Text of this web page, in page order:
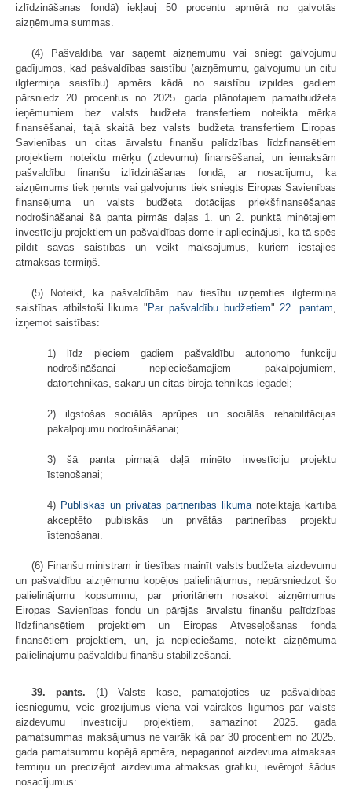
izlīdzināšanas fondā) iekļauj 50 procentu apmērā no galvotās
aizņēmuma summas.
(4) Pašvaldība var saņemt aizņēmumu vai sniegt galvojumu
gadījumos, kad pašvaldības saistību (aizņēmumu, galvojumu un citu
ilgtermiņa saistību) apmērs kādā no saistību izpildes gadiem
pārsniedz 20 procentus no 2025. gada plānotajiem pamatbudžeta
ieņēmumiem bez valsts budžeta transfertiem noteikta mērķa
finansēšanai, tajā skaitā bez valsts budžeta transfertiem Eiropas
Savienības un citas ārvalstu finanšu palīdzības līdzfinansētiem
projektiem noteiktu mērķu (izdevumu) finansēšanai, un iemaksām
pašvaldību finanšu izlīdzināšanas fondā, ar nosacījumu, ka
aizņēmums tiek ņemts vai galvojums tiek sniegts Eiropas Savienības
finansējuma un valsts budžeta dotācijas priekšfinansēšanas
nodrošināšanai šā panta pirmās daļas 1. un 2. punktā minētajiem
investīciju projektiem un pašvaldības dome ir apliecinājusi, ka tā spēs
pildīt savas saistības un veikt maksājumus, kuriem iestājies
atmaksas termiņš.
(5) Noteikt, ka pašvaldībām nav tiesību uzņemties ilgtermiņa
saistības atbilstoši likuma " Par pašvaldību budžetiem"22. pantam,
izņemot saistības:
1) līdz pieciem gadiem pašvaldību autonomo funkciju
nodrošināšanai nepieciešamajiem pakalpojumiem,
datortehnikas, sakaru un citas biroja tehnikas iegādei;
2) ilgstošas sociālās aprūpes un sociālās rehabilitācijas
pakalpojumu nodrošināšanai;
3) šā panta pirmajā daļā minēto investīciju projektu
īstenošanai;
4) Publiskās un privātās partnerības likumānoteiktajā kārtībā
akceptēto publiskās un privātās partnerības projektu
īstenošanai.
(6) Finanšu ministram ir tiesības mainīt valsts budžeta aizdevumu
un pašvaldību aizņēmumu kopējos palielinājumus, nepārsniedzot šo
palielinājumu kopsummu, par prioritāriem nosakot aizņēmumus
Eiropas Savienības fondu un pārējās ārvalstu finanšu palīdzības
līdzfinansētiem projektiem un Eiropas Atveseļošanas fonda
finansētiem projektiem, un, ja nepieciešams, noteikt aizņēmuma
palielinājumu pašvaldību finanšu stabilizēšanai.
39. pants. (1) Valsts kase, pamatojoties uz pašvaldības
iesniegumu, veic grozījumus vienā vai vairākos līgumos par valsts
aizdevumu investīciju projektiem, samazinot 2025. gada
pamatsummas maksājumus ne vairāk kā par 30 procentiem no 2025.
gada pamatsummu kopējā apmēra, nepagarinot aizdevuma atmaksas
termiņu un precizējot aizdevuma atmaksas grafiku, ievērojot šādus
nosacījumus: